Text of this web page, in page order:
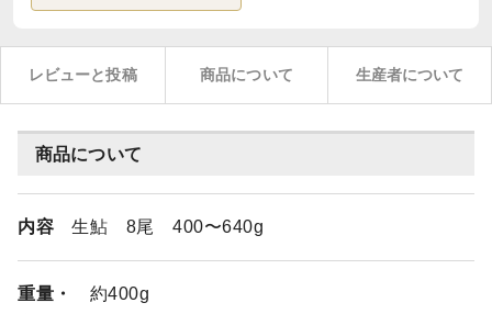
レビューと投稿 商品について 生産者について
商品について
内容 生鮎 8尾 400〜640g
重量・
約400g